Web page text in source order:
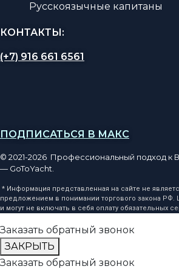
Русскоязычные капитаны
КОНТАКТЫ:
(+7) 916 661 6561
ПОДПИСАТЬСЯ В МАКС
© 2021-2026 Профессиональный подход к
— GoToYacht.
* Информация представленная на сайте не
предложением в понимании торгового закона РФ.
и могут не включать в себя оплату обязательных
Заказать обратный звонок
ЗАКРЫТЬ
Заказать обратный звонок